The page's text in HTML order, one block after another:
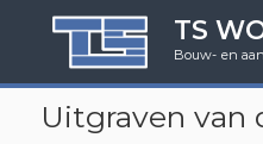
a
TS
Bouw- en
Uitgraven van